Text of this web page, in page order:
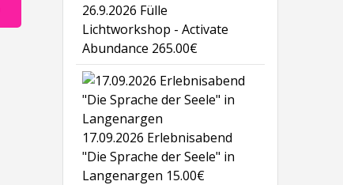
26.9.2026 Fülle
Lichtworkshop - Activate
Abundance 265.00€
17.09.2026 Erlebnisabend
"Die Sprache der Seele" in
Langenargen 15.00€